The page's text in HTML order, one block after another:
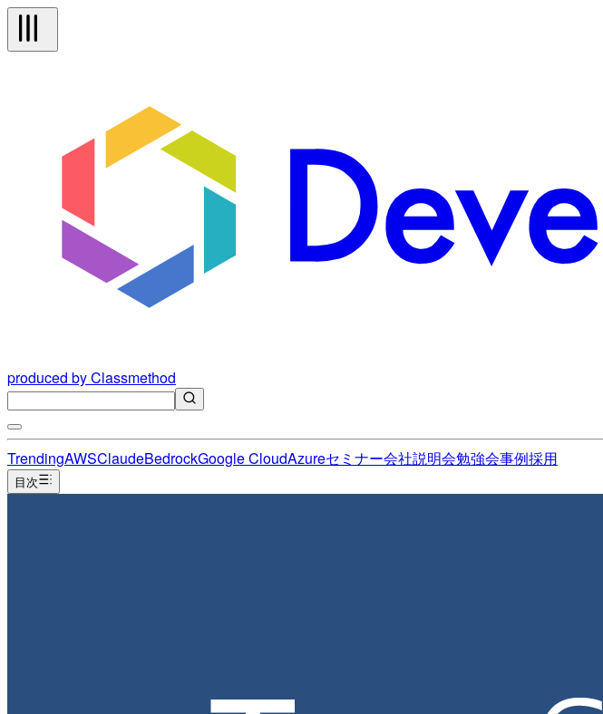
produced by Classmethod
TrendingAWSClaudeBedrockGoogle CloudAzureセミナー会社説明会勉強会事例採用
目次